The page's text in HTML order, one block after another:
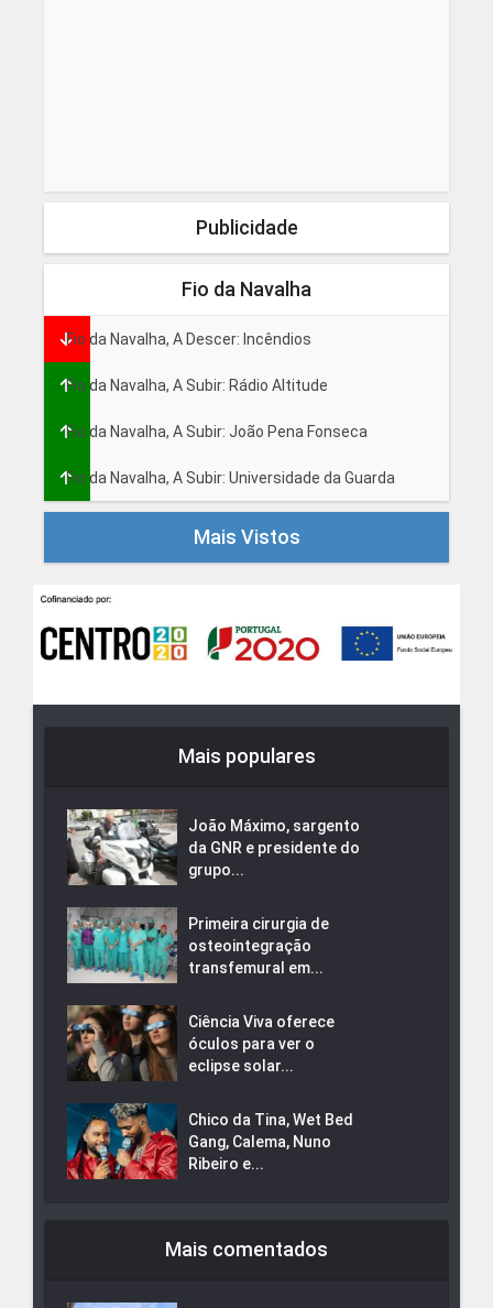
Publicidade
Fio da Navalha
Fio da Navalha, A Descer: Incêndios
Fio da Navalha, A Subir: Rádio Altitude
Fio da Navalha, A Subir: João Pena Fonseca
Fio da Navalha, A Subir: Universidade da Guarda
Mais Vistos
Mais populares
João Máximo, sargento
da GNR e presidente do
grupo...
Primeira cirurgia de
osteointegração
transfemural em...
Ciência Viva oferece
óculos para ver o
eclipse solar...
Chico da Tina, Wet Bed
Gang, Calema, Nuno
Ribeiro e...
Mais comentados